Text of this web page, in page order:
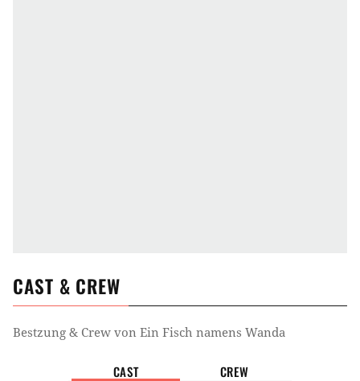
CAST & CREW
Bestzung & Crew von Ein Fisch namens Wanda
CAST CREW